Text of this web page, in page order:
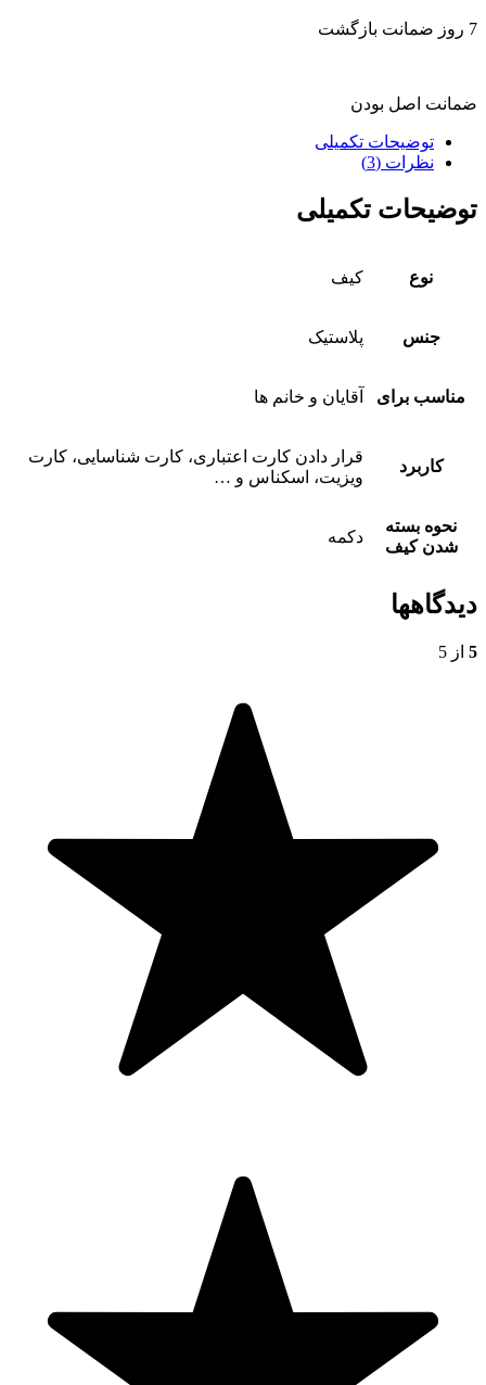
7 روز ضمانت بازگشت
ضمانت اصل بودن
توضیحات تکمیلی
نظرات (3)
توضیحات تکمیلی
نوع کیف
جنس پلاستیک
مناسب برای آقایان و خانم ها
کاربرد
قرار دادن کارت اعتباری، کارت شناسایی، کارت
ویزیت، اسکناس و …
نحوه بسته
شدن کیف
دکمه
دیدگاهها
5 از 5